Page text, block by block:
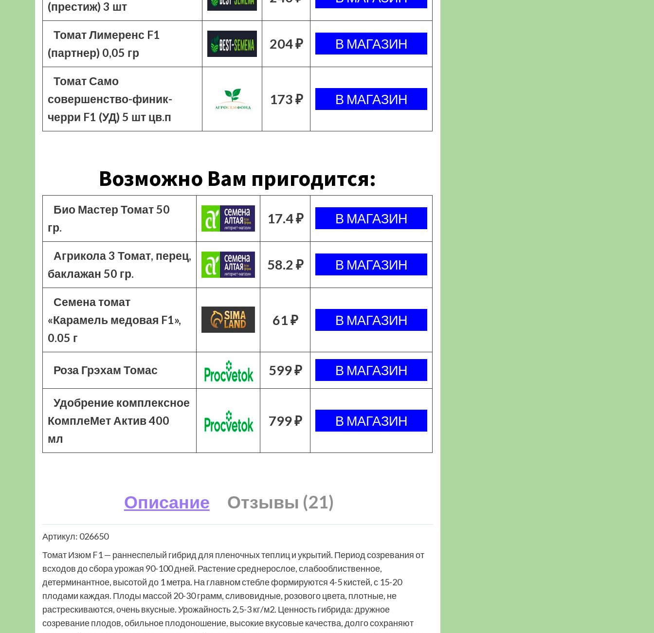
(престиж) 3 шт
Томат Лимеренс F1
(партнер) 0,05 гр
204 ₽
Томат Само
совершенство-финик-
черри F1 (УД) 5 шт цв.п
173 ₽
Возможно Вам пригодится:
Био Мастер Томат 50
гр.
17.4 ₽
Агрикола 3 Томат, перец,
баклажан 50 гр.
58.2 ₽
Семена томат
«Карамель медовая F1»,
0.05 г
61 ₽
Роза Грэхам Томас 599 ₽
Удобрение комплексное
КомплеМет Актив 400
мл
799 ₽
Описание Отзывы (21)
Артикул: 026650
Томат Изюм F1 — раннеспелый гибрид для пленочных теплиц и укрытий. Период созревания от
всходов до сбора урожая 90-100 дней. Растение среднерослое, слабооблиственное,
детерминантное, высотой до 1 метра. На главном стебле формируются 4-5 кистей, с 15-20
плодами каждая. Плоды массой 20-30 грамм, сливовидные, розового цвета, плотные, не
растрескиваются, очень вкусные. Урожайность 2,5-3 кг/м2. Ценность гибрида: дружное
созревание плодов, обильное плодоношение, высокие вкусовые качества, долго сохраняют